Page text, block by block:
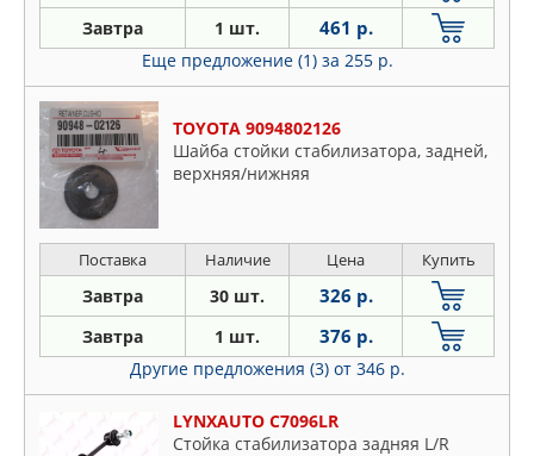
Завтра 1 шт. 461 р.
Еще предложение (1) за 255 р.
TOYOTA 9094802126
Шайба стойки стабилизатора, задней,
верхняя/нижняя
Поставка Наличие Цена Купить
Завтра 30 шт. 326 р.
Завтра 1 шт. 376 р.
Другие предложения (3) от 346 р.
LYNXAUTO C7096LR
Стойка стабилизатора задняя L/R